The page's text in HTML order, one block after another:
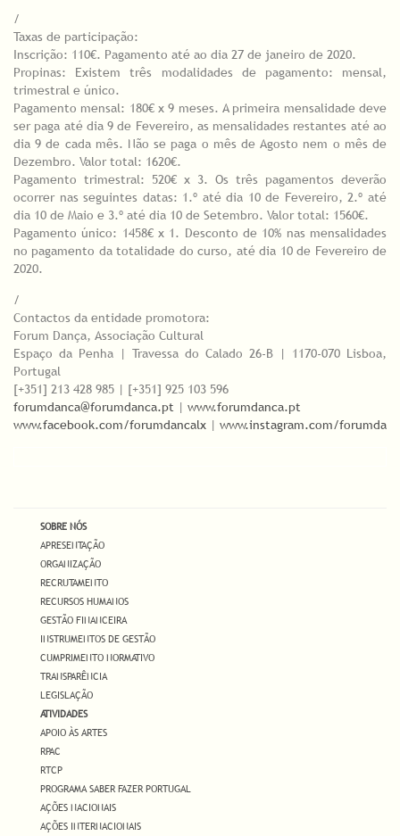
/
Taxas de participação:
Inscrição: 110€. Pagamento até ao dia 27 de janeiro de 2020.
Propinas: Existem três modalidades de pagamento: mensal,
trimestral e único.
Pagamento mensal: 180€ x 9 meses. A primeira mensalidade deve
ser paga até dia 9 de Fevereiro, as mensalidades restantes até ao
dia 9 de cada mês. Não se paga o mês de Agosto nem o mês de
Dezembro. Valor total: 1620€.
Pagamento trimestral: 520€ x 3. Os três pagamentos deverão
ocorrer nas seguintes datas: 1.º até dia 10 de Fevereiro, 2.º até
dia 10 de Maio e 3.º até dia 10 de Setembro. Valor total: 1560€.
Pagamento único: 1458€ x 1. Desconto de 10% nas mensalidades
no pagamento da totalidade do curso, até dia 10 de Fevereiro de
2020.
/
Contactos da entidade promotora:
Forum Dança, Associação Cultural
Espaço da Penha | Travessa do Calado 26-B | 1170-070 Lisboa,
Portugal
[+351] 213 428 985 | [+351] 925 103 596
forumdanca@forumdanca.pt | www.forumdanca.pt
www.facebook.com/forumdancalx | www.instagram.com/
SOBRE NÓS
APRESENTAÇÃO
ORGANIZAÇÃO
RECRUTAMENTO
RECURSOS HUMANOS
GESTÃO FINANCEIRA
INSTRUMENTOS DE GESTÃO
CUMPRIMENTO NORMATIVO
TRANSPARÊNCIA
LEGISLAÇÃO
ATIVIDADES
APOIO ÀS ARTES
RPAC
RTCP
PROGRAMA SABER FAZER PORTUGAL
AÇÕES NACIONAIS
AÇÕES INTERNACIONAIS